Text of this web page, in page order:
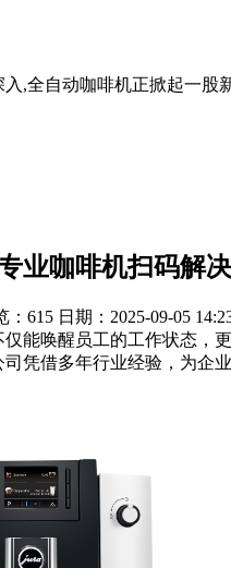
,全自动咖啡机正掀起一股
业咖啡机扫码解
：615 日期：2025-09-05
仅能唤醒员工的工作状态，
司凭借多年行业经验，为企